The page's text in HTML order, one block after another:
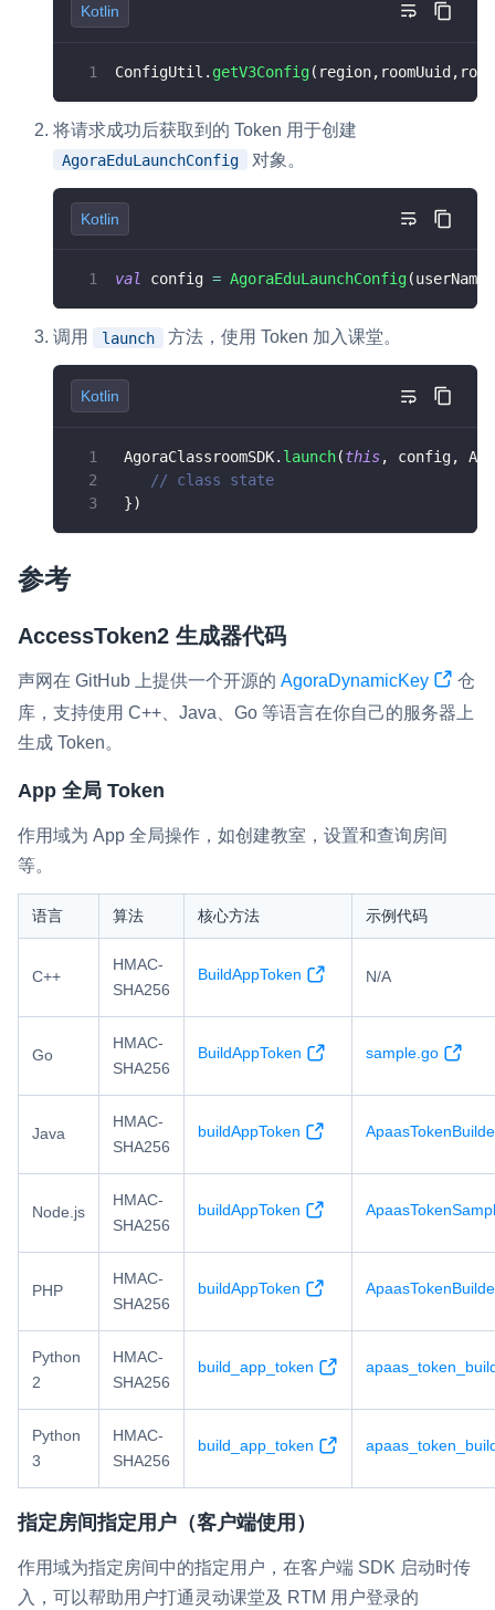
Kotlin
ConfigUtil . getV3Config( region, roomUuid,
将请求成功后获取到的 Token 用于创建
AgoraEduLaunchConfig 对象。
Kotlin
val config = AgoraEduLaunchConfig(userName
调用 launch 方法，使用 Token 加入课堂。
Kotlin
AgoraClassroomSDK. launch(this, config,
// class state
})
参考
AccessToken2 生成器代码
声网在 GitHub 上提供一个开源的 AgoraDynamicKey
仓
库，支持使用 C++、Java、Go 等语言在你自己的服务器上
生成 Token。
App 全局 Token
作用域为 App 全局操作，如创建教室，设置和查询房间
等。
语言 算法 核心方法 示例代码
C++
HMAC-
SHA256
BuildAppToken N/A
Go
HMAC-
SHA256
BuildAppToken sample.go
Java
HMAC-
SHA256
buildAppToken
Node.js
HMAC-
SHA256
buildAppToken
PHP
HMAC-
SHA256
buildAppToken
Python
2
HMAC-
SHA256
build_app_token
Python
3
HMAC-
SHA256
build_app_token
指定房间指定用户（客户端使用）
作用域为指定房间中的指定用户，在客户端 SDK 启动时传
入，可以帮助用户打通灵动课堂及 RTM 用户登录的